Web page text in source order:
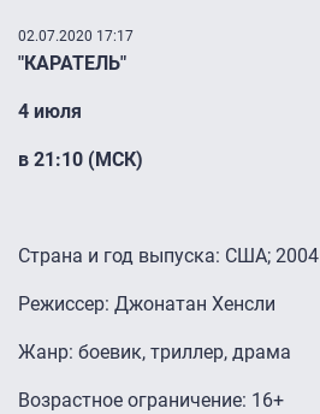
02.07.2020 17:17
"КАРАТЕЛЬ"
4 июля
в 21:10 (МСК)
Страна и год выпуска: США; 2004
Режиссер: Джонатан Хенсли
Жанр: боевик, триллер, драма
Возрастное ограничение: 16+